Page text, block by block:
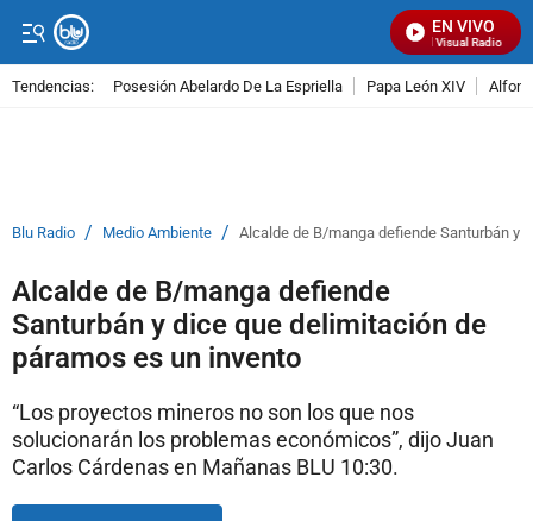
EN VIVO
Señal Visual Radio
Tendencias: Posesión Abelardo De La Espriella Papa León XIV
Blu Radio / Medio Ambiente / Alcalde de B/manga defiende Santurbán y
Alcalde de B/manga defiende
Santurbán y dice que delimitación de
páramos es un invento
“Los proyectos mineros no son los que nos
solucionarán los problemas económicos”, dijo Juan
Carlos Cárdenas en Mañanas BLU 10:30.